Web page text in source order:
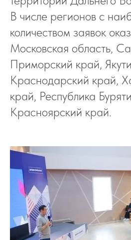
В числе регионов с
количеством заявок
Московская область,
Приморский край,
Краснодарский край,
край, Республика
Красноярский край.